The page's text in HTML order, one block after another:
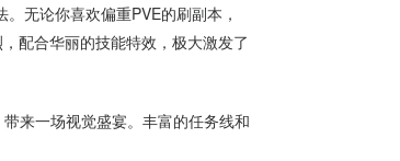
无论你喜欢偏重PVE的刷副本，
配合华丽的技能特效，极大激发了
来一场视觉盛宴。丰富的任务线和